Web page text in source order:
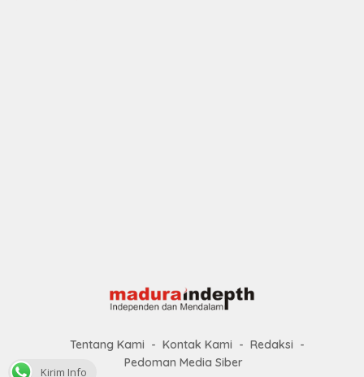
Tentang Kami Kontak Kami
Redaksi
Pedoman Media Siber
Kirim Info